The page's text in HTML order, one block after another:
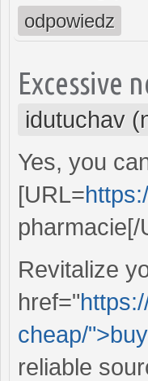
odpowiedz
Excessive
idutuchav
Yes, you
[URL=
Revitalize
href="
cheap/">buy
reliable